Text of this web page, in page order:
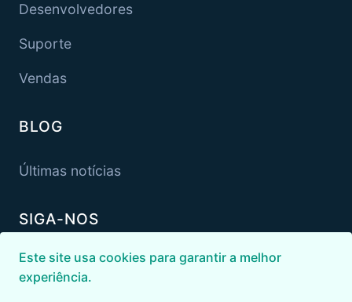
Desenvolvedores
Suporte
Vendas
BLOG
Últimas notícias
SIGA-NOS
Este site usa cookies para garantir a melhor
experiência.